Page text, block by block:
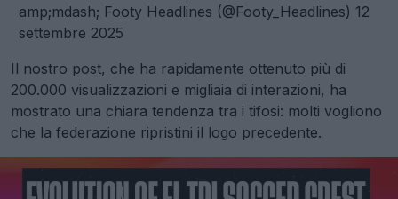
amp;mdash; Footy Headlines (@Footy_Headlines) 12
settembre 2025
Il nostro post, che ha rapidamente ottenuto più di
200.000 visualizzazioni e migliaia di interazioni, ha
mostrato una chiara tendenza tra i tifosi: molti vogliono
che la federazione ripristini il logo precedente.